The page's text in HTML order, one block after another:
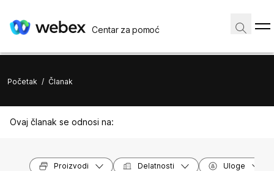
Centar za pomoć
Početak / Članak
Ovaj članak se odnosi na:
Proizvodi Delatnosti Uloge